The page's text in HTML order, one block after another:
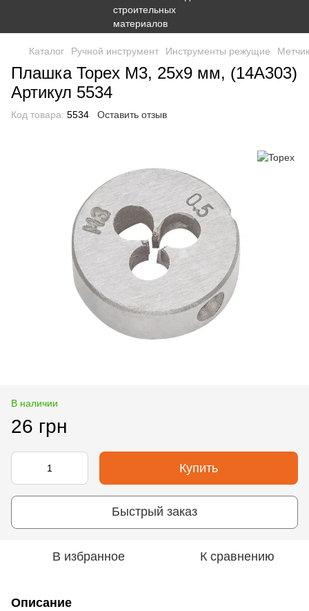
Каталог Ручной инструмент Инструменты режущие
Плашка Topex М3, 25х9 мм, (14A303)
Артикул 5534
Код товара: 5534 Оставить отзыв
В наличии
26 грн
Купить
Быстрый заказ
В избранное К сравнению
Описание